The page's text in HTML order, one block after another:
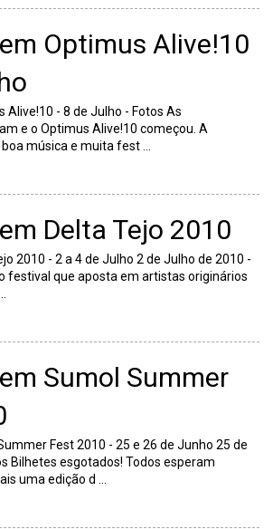
Optimus Alive!10
Alive!10 - 8 de Julho - Fotos As
e o Optimus Alive!10 começou. A
música e muita fest ...
Delta Tejo 2010
2010 - 2 a 4 de Julho 2 de Julho de 2010 -
festival que aposta em artistas originários
Sumol Summer
Fest 2010 - 25 e 26 de Junho 25 de
Bilhetes esgotados! Todos esperam
uma edição d ...